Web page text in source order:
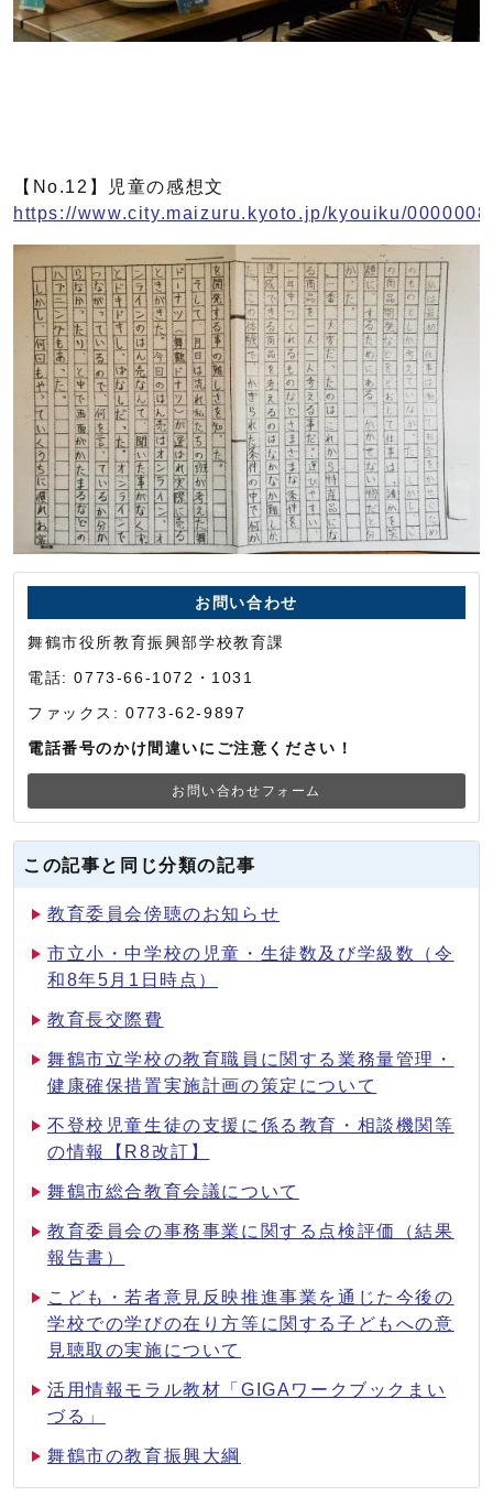
【No.12】児童の感想文
https://www.city.maizuru.kyoto.jp/kyouiku/
お問い合わせ
舞鶴市役所教育振興部学校教育課
電話: 0773-66-1072・1031
ファックス: 0773-62-9897
電話番号のかけ間違いにご注意ください！
お問い合わせフォーム
この記事と同じ分類の記事
教育委員会傍聴のお知らせ
市立小・中学校の児童・生徒数及び学級数（令
和8年5月1日時点）
教育長交際費
舞鶴市立学校の教育職員に関する業務量管理・
健康確保措置実施計画の策定について
不登校児童生徒の支援に係る教育・相談機関等
の情報【R8改訂】
舞鶴市総合教育会議について
教育委員会の事務事業に関する点検評価（結果
報告書）
こども・若者意見反映推進事業を通じた今後の
学校での学びの在り方等に関する子どもへの意
見聴取の実施について
活用情報モラル教材「GIGAワークブックまい
づる」
舞鶴市の教育振興大綱